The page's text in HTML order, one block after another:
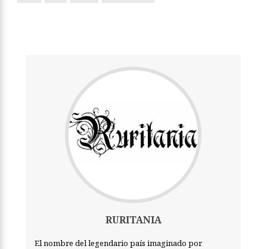
RURITANIA
El nombre del legendario país imaginado por